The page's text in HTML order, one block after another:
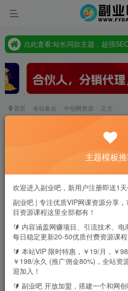
首页 各站集合 中创网资源 正文
（4281期）引流必备-贴吧
所有安卓模拟器：送最新电
此内容为付费资源，请付费后查看
F币
高级代理免费
立即购买
付费资源
主题模板
欢迎进入副业吧，新用户注册即送1
副业吧 | 专注优质VIP网课资源分享
目资源课程这里全部都有！
🔰 内容涵盖网赚项目、引流技术、电
每日稳定更新20-50优质付费资源课程
🔰 本站VIP 限时特惠，￥19/月，￥
￥198/永久 (推广佣金80%)，全站资
迎加入！
🔰 副业吧 开放加盟，搭建一个和网